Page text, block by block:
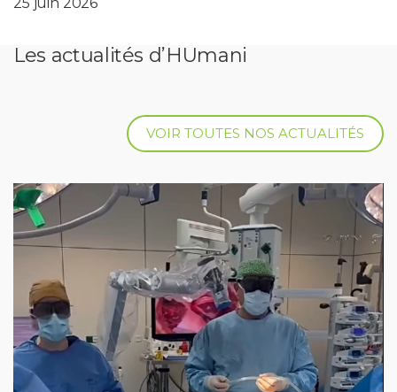
Les actualités d’HUmani
VOIR TOUTES NOS ACTUALITÉS